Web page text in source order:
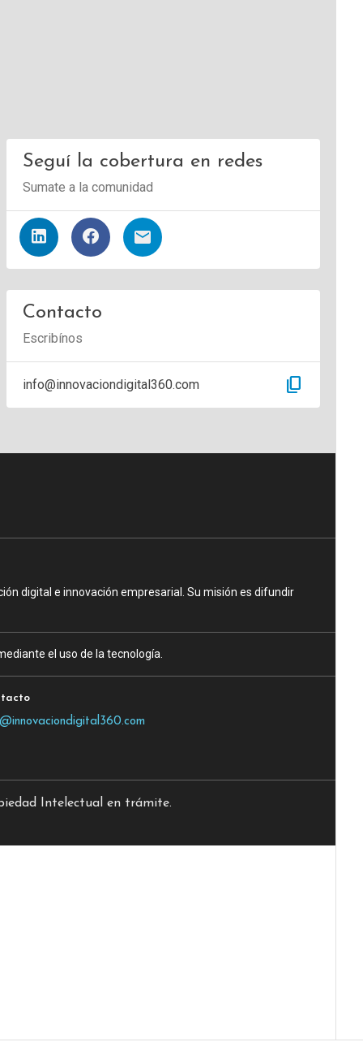
Seguí la cobertura en redes
Sumate a la comunidad
Contacto
Escribínos
info@innovaciondigital360.com content_copy
digital e innovación empresarial. Su misión es difundir
el uso de la tecnología.
Intelectual en trámite.